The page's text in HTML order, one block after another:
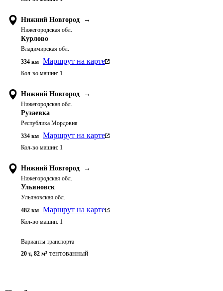
Нижний Новгород →
Нижегородская обл.
Курлово
Владимирская обл.
334 км Маршрут на карте
Кол-во машин: 1
Нижний Новгород →
Нижегородская обл.
Рузаевка
Республика Мордовия
334 км Маршрут на карте
Кол-во машин: 1
Нижний Новгород →
Нижегородская обл.
Ульяновск
Ульяновская обл.
482 км Маршрут на карте
Кол-во машин: 1
Варианты транспорта
20 т, 82 м³ тентованный